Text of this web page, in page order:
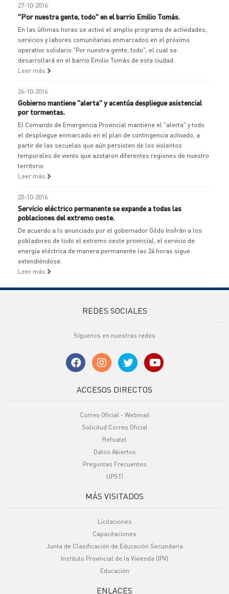
27-10-2016
"Por nuestra gente, todo" en el barrio Emilio Tomás.
En las últimas horas se activó el amplio programa de actividades,
servicios y labores comunitarias enmarcados en el próximo
operativo solidario "Por nuestra gente, todo", el cual se
desarrollará en el barrio Emilio Tomás de esta ciudad.
Leer más
26-10-2016
Gobierno mantiene "alerta" y acentúa despliegue asistencial
por tormentas.
El Comando de Emergencia Provincial mantiene el "alerta" y todo
el despliegue enmarcado en el plan de contingencia activado, a
partir de las secuelas que aún persisten de los violentos
temporales de viento que azotaron diferentes regiones de nuestro
territorio.
Leer más
23-10-2016
Servicio eléctrico permanente se expande a todas las
poblaciones del extremo oeste.
De acuerdo a lo anunciado por el gobernador Gildo Insfrán a los
pobladores de todo el extremo oeste provincial, el servicio de
energía eléctrica de manera permanente las 24 horas sigue
extendiéndose.
Leer más
REDES SOCIALES
Síguenos en nuestras redes
ACCESOS DIRECTOS
Correo Oficial - Webmail
Solicitud Correo Oficial
Refsatel
Datos Abiertos
Preguntas Frecuentes
UPSTI
MÁS VISITADOS
Licitaciones
Capacitaciones
Junta de Clasificación de Educación Secundaria
Instituto Provincial de la Vivienda (IPV)
Educación
ENLACES